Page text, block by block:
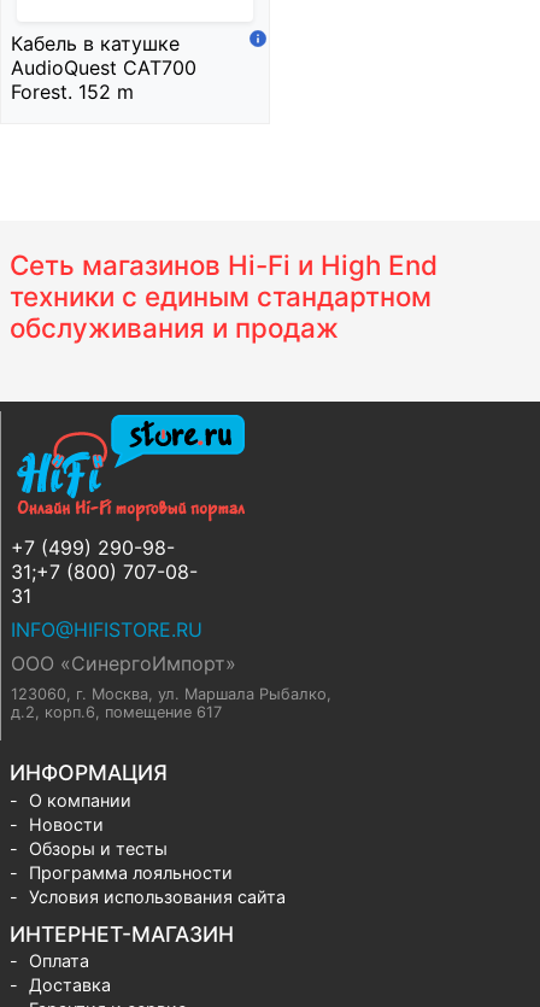
Кабель в катушке
AudioQuest CAT700
Forest. 152 m
Сеть магазинов Hi-Fi и High End
техники с единым стандартном
обслуживания и продаж
+7 (499) 290-98-
31;+7 (800) 707-08-
31
INFO@HIFISTORE.RU
ООО «СинергоИмпорт»
123060, г. Москва, ул. Маршала Рыбалко,
д.2, корп.6, помещение 617
ИНФОРМАЦИЯ
О компании
Новости
Обзоры и тесты
Программа лояльности
Условия использования сайта
ИНТЕРНЕТ-МАГАЗИН
Оплата
Доставка